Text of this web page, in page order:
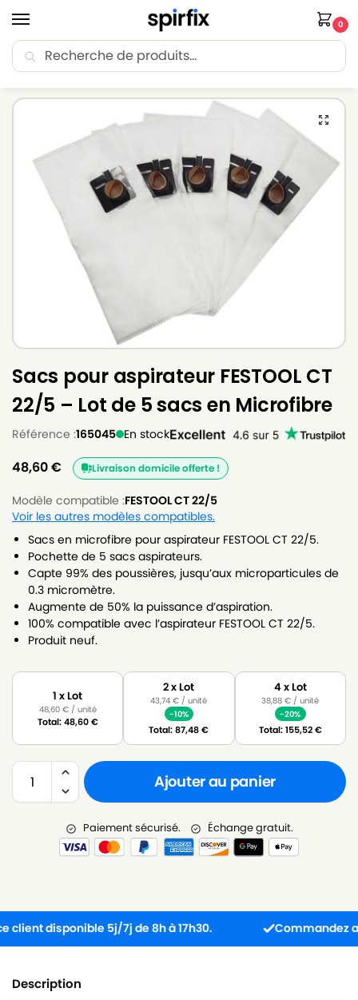
0
🚚 Livraison Point Relais offerte dès 30€ d’achat.
Sacs pour aspirateur FESTOOL CT
22/5 – Lot de 5 sacs en Microfibre
Référence :165045 En stock
48,60€ Livraison domicile offerte !
Modèle compatible :FESTOOL CT 22/5
Voir les autres modèles compatibles.
Sacs en microfibre pour aspirateur FESTOOL CT 22/5.
Pochette de 5 sacs aspirateurs.
Capte 99% des poussières, jusqu’aux microparticules de
0.3 micromètre.
Augmente de 50% la puissance d’aspiration.
100% compatible avec l’aspirateur FESTOOL CT 22/5.
Produit neuf.
1 x Lot
48,60 €/ unité
Total:48,60€
2 x Lot
43,74€ / unité
-10%
Total:87,48€
4 x Lot
38,88€ / unité
-20%
Total:155,52€
Ajouter au panier
Paiement sécurisé. Échange gratuit.
disponible 5j/7j de 8h à 17h30. Commandez
Description